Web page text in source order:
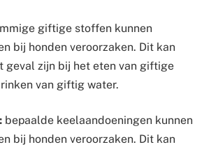
giftige stoffen kunnen
bij honden veroorzaken. Dit kan
geval zijn bij het eten van giftige
van giftig water.
bepaalde keelaandoeningen kunnen
bij honden veroorzaken. Dit kan